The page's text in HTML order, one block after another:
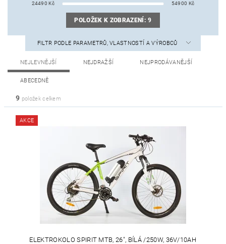
24490 Kč 54900 Kč
POLOŽEK K ZOBRAZENÍ:9
FILTR PODLE PARAMETRŮ, VLASTNOSTÍ A VÝROBCŮ
NEJLEVNĚJŠÍ NEJDRAŽŠÍ NEJPRODÁVANĚJŠÍ
ABECEDNĚ
9 položek celkem
AKCE
ELEKTROKOLO SPIRIT MTB, 26", BÍLÁ /250W, 36V/10AH